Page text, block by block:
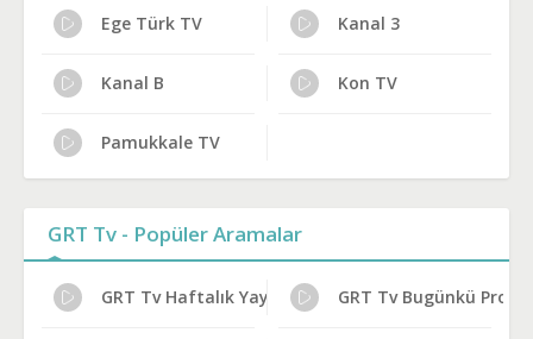
Ege Türk TV Kanal 3
Kanal B Kon TV
Pamukkale TV
GRT Tv - Popüler Aramalar
GRT Tv Haftalık Yayın Planı GRT Tv Bugünkü